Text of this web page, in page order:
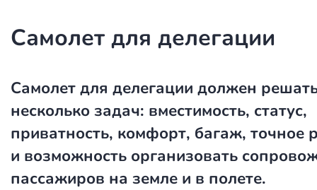
Самолет для делегации
Самолет для делегации должен
несколько задач: вместимость, статус,
приватность, комфорт, багаж, точное
и возможность организовать
пассажиров на земле и в полете.